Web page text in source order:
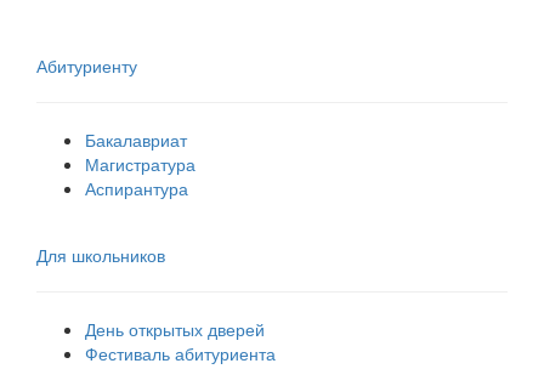
Абитуриенту
Бакалавриат
Магистратура
Аспирантура
Для школьников
День открытых дверей
Фестиваль абитуриента